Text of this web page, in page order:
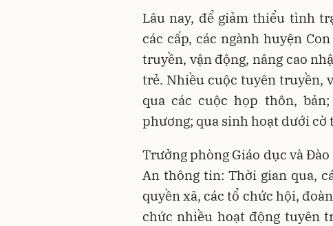
Lâu nay, để giảm thiểu tình
các cấp, các ngành huyện
truyền, vận động, nâng cao
trẻ. Nhiều cuộc tuyên truyền,
qua các cuộc họp thôn,
phương; qua sinh hoạt dưới cờ
Trưởng phòng Giáo dục và
An thông tin: Thời gian qua,
quyền xã, các tổ chức hội,
chức nhiều hoạt động tuyên